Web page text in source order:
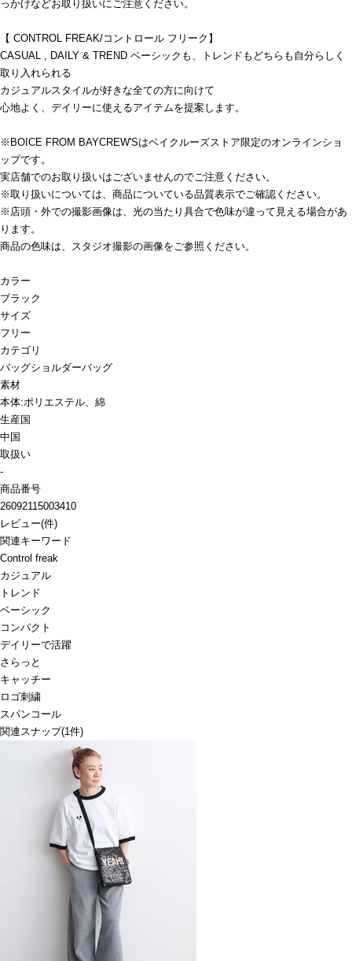
っかけなどお取り扱いにご注意ください。
【 CONTROL FREAK/コントロール フリーク】
CASUAL , DAILY & TREND ベーシックも、トレンドもどちらも自分らしく
取り入れられる
カジュアルスタイルが好きな全ての方に向けて
心地よく、デイリーに使えるアイテムを提案します。
※BOICE FROM BAYCREW'Sはベイクルーズストア限定のオンラインショ
ップです。
実店舗でのお取り扱いはございませんのでご注意ください。
※取り扱いについては、商品についている品質表示でご確認ください。
※店頭・外での撮影画像は、光の当たり具合で色味が違って見える場合があ
ります。
商品の色味は、スタジオ撮影の画像をご参照ください。
カラー
ブラック
サイズ
フリー
カテゴリ
バッグショルダーバッグ
素材
本体:ポリエステル、綿
生産国
中国
取扱い
-
商品番号
26092115003410
レビュー(件)
関連キーワード
Control freak
カジュアル
トレンド
ベーシック
コンパクト
デイリーで活躍
さらっと
キャッチー
ロゴ刺繍
スパンコール
関連スナップ(1件)